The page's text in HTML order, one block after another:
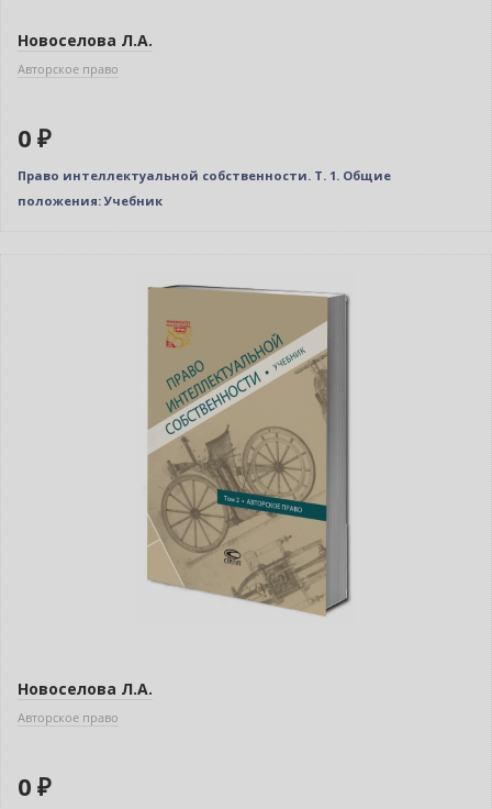
Новоселова Л.А.
Авторское право
0 ₽
Право интеллектуальной собственности. Т. 1. Общие
положения: Учебник
Новоселова Л.А.
Авторское право
0 ₽